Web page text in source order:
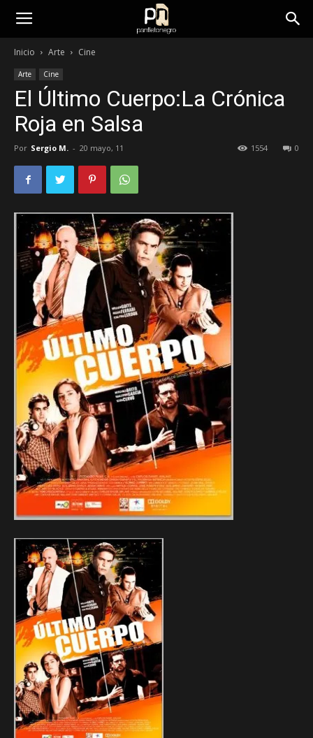
panfletonegro
Inicio Arte Cine
Arte Cine
El Último Cuerpo:La Crónica
Roja en Salsa
Por Sergio M. - 20 mayo, 11 0
1554